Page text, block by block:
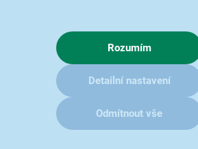
Rozumím
Detailní nastavení
Odmítnout vše